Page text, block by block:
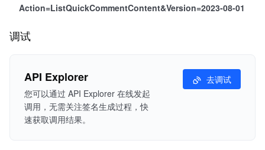
Action=ListQuickCommentContent&Version=2023-08-01
调试
API Explorer
您可以通过 API Explorer 在线发起
调用，无需关注签名生成过程，快
速获取调用结果。
去调试